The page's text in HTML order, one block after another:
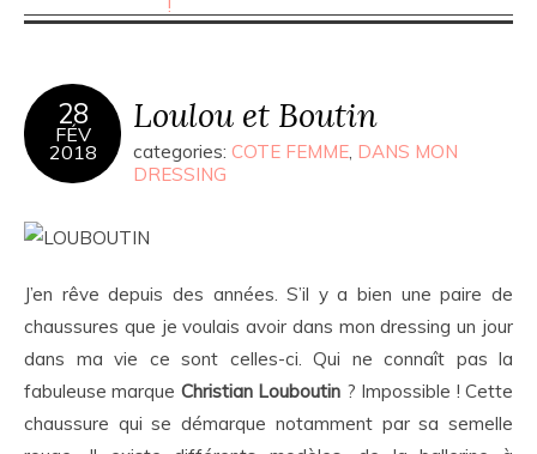
28
FÉV
2018
Loulou et Boutin
categories: COTE FEMME, DANS MON
DRESSING
J’en rêve depuis des années. S’il y a bien une paire de
chaussures que je voulais avoir dans mon dressing un jour
dans ma vie ce sont celles-ci. Qui ne connaît pas la
fabuleuse marque Christian Louboutin ? Impossible ! Cette
chaussure qui se démarque notamment par sa semelle